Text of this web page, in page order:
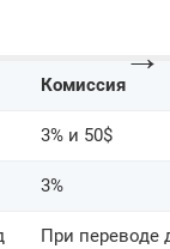
→
Комиссия
3% и 50$
3%
При переводе